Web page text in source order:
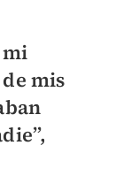
mi
mis